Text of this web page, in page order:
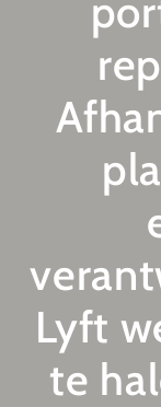
Lyft
te